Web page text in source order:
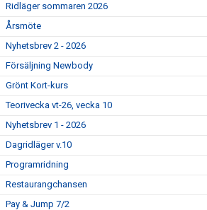
Ridläger sommaren 2026
Årsmöte
Nyhetsbrev 2 - 2026
Försäljning Newbody
Grönt Kort-kurs
Teorivecka vt-26, vecka 10
Nyhetsbrev 1 - 2026
Dagridläger v.10
Programridning
Restaurangchansen
Pay & Jump 7/2